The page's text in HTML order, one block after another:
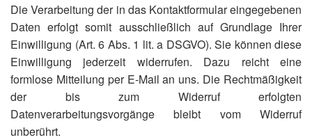
Die Verarbeitung der in das Kontaktformular eingegebenen
Daten erfolgt somit ausschließlich auf Grundlage Ihrer
Einwilligung (Art. 6 Abs. 1 lit. a DSGVO). Sie können diese
Einwilligung jederzeit widerrufen. Dazu reicht eine
formlose Mitteilung per E-Mail an uns. Die Rechtmäßigkeit
der bis zum Widerruf erfolgten
Datenverarbeitungsvorgänge bleibt vom Widerruf
unberührt.